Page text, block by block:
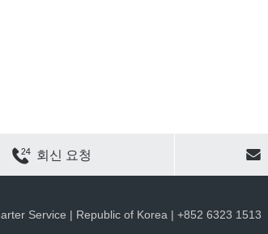
회신 요청
맵
ACS 웹 사이트
Service | Republic of Korea | +852 6323 1513